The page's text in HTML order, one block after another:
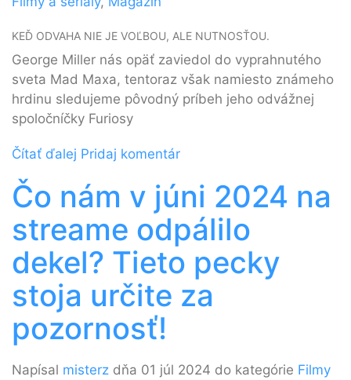
KEĎ ODVAHA NIE JE VOĽBOU, ALE NUTNOSŤOU.
George Miller nás opäť zaviedol do vyprahnutého
sveta Mad Maxa, tentoraz však namiesto známeho
hrdinu sledujeme pôvodný príbeh jeho odvážnej
spoločníčky Furiosy
Čítať ďalej Pridaj komentár
Čo nám v júni 2024 na
streame odpálilo
dekel? Tieto pecky
stoja určite za
pozornosť!
Napísal misterz dňa 01 júl 2024 do kategórie Filmy